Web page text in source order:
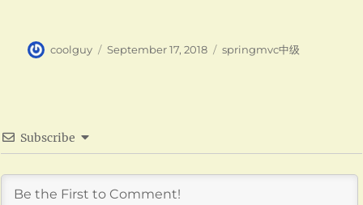
Author
coolguy
Posted
September 17, 2018 Categories
springmvc中级
Subscribe